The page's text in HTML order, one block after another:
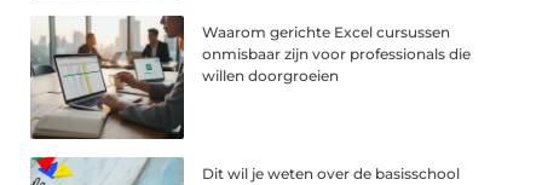
Waarom gerichte Excel cursussen
onmisbaar zijn voor professionals die
willen doorgroeien
Dit wil je weten over de basisschool